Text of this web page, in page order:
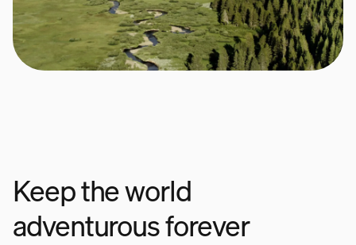
Keep the world
adventurous forever